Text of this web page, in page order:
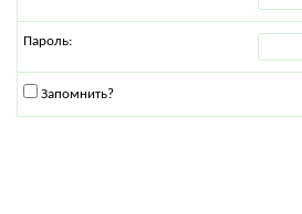
Пароль:
Запомнить?